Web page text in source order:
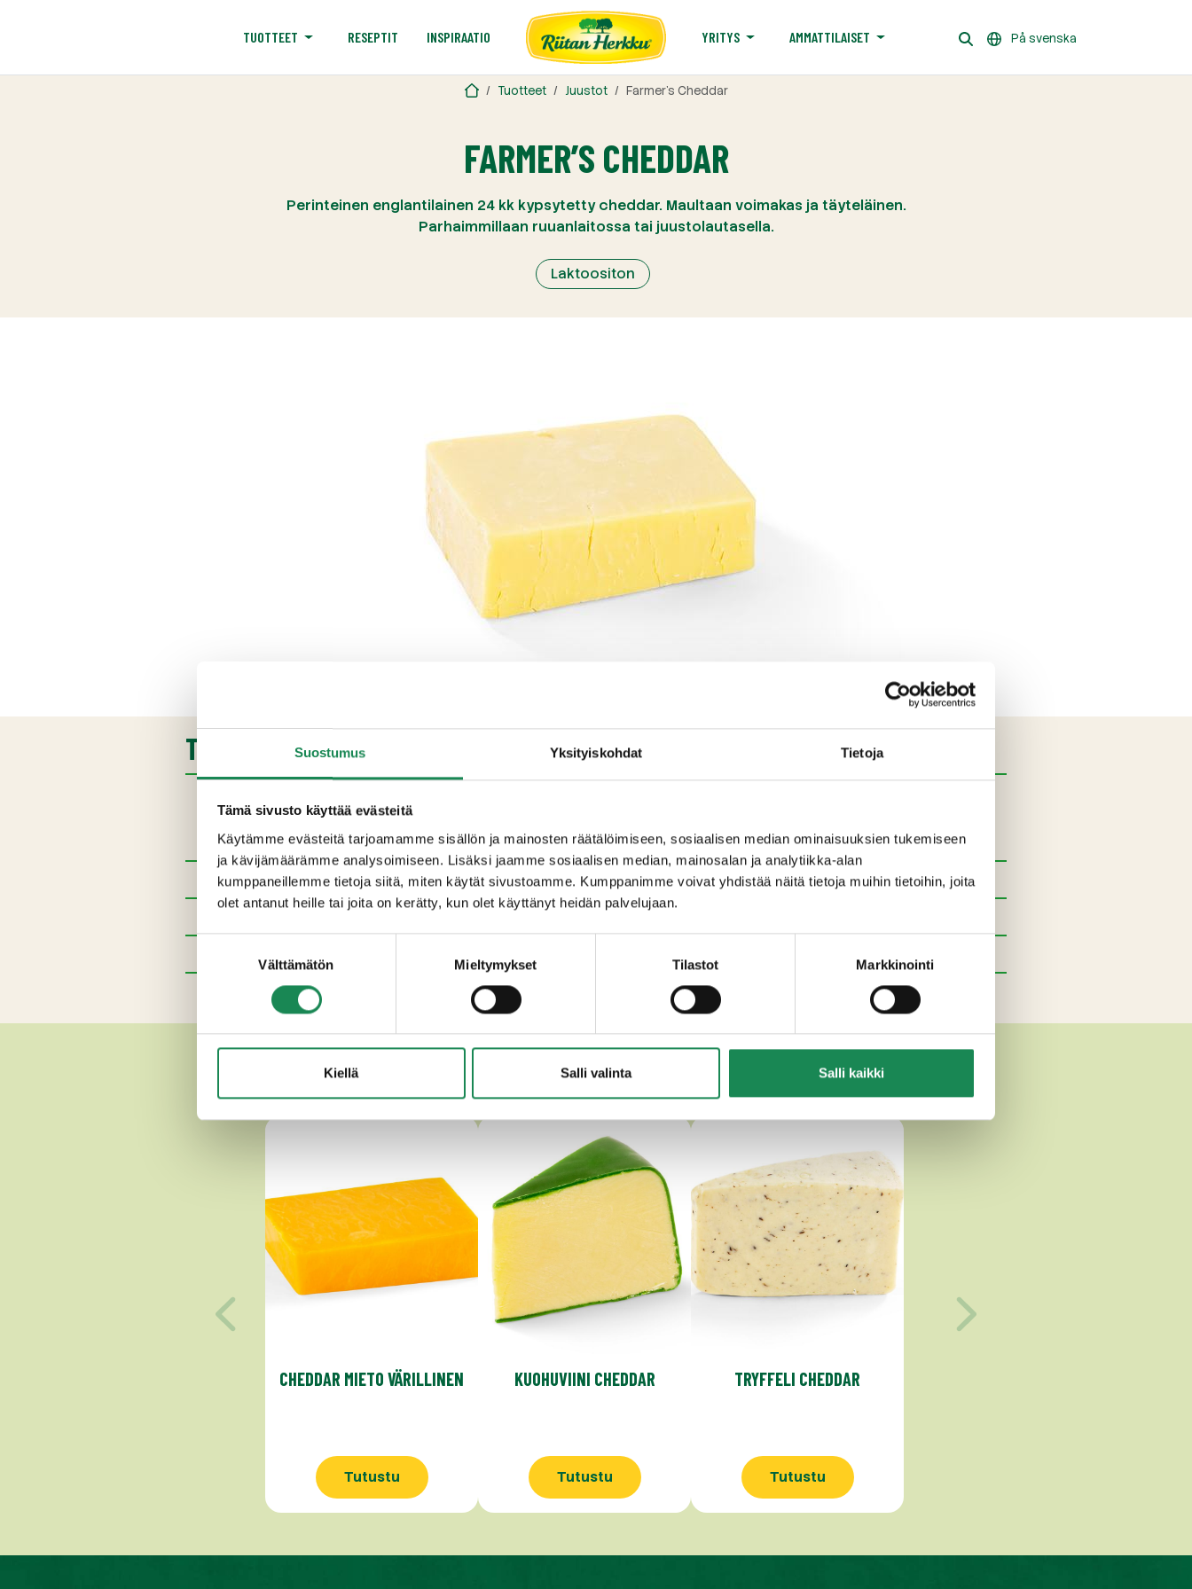
Suostumus Yksityiskohdat Tietoja
Tämä sivusto käyttää evästeitä
Käytämme evästeitä tarjoamamme sisällön ja mainosten räätälöimiseen, sosiaalisen median ominaisuuksien tukemiseen
ja kävijämäärämme analysoimiseen. Lisäksi jaamme sosiaalisen median, mainosalan ja analytiikka-alan
kumppaneillemme tietoja siitä, miten käytät sivustoamme. Kumppanimme voivat yhdistää näitä tietoja muihin tietoihin, joita
olet antanut heille tai joita on kerätty, kun olet käyttänyt heidän palvelujaan.
Välttämätön Mieltymykset Tilastot Markkinointi
Kiellä Salli valinta Salli kaikki
TUOTTEET RESEPTIT INSPIRAATIO YRITYS AMMATTILAISET På svenska
Tuotteet Juustot Farmer’s Cheddar
FARMER’S CHEDDAR
Perinteinen englantilainen 24 kk kypsytetty cheddar. Maultaan voimakas ja täyteläinen.
Parhaimmillaan ruuanlaitossa tai juustolautasella.
Laktoositon
TUOTETIEDOT
Pakkauskoot
Erikoisruokavaliot
Ravintosisältö
Lisätiedot
MUUT HERKULLISET CHEDDARIT
CHEDDAR MIETO VÄRILLINEN
Tutustu
KUOHUVIINI CHEDDAR
Tutustu
TRYFFELI CHEDDAR
Tutustu